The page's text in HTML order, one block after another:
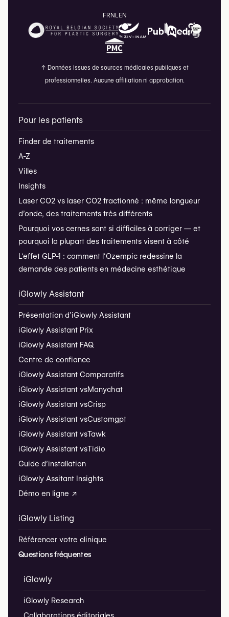
FRNL EN
↑ Données issues de sources médicales publiques et
professionnelles. Aucune affiliation ni approbation.
Pour les patients
Finder de traitements
A-Z
Villes
Insights
Laser CO2 vs laser CO2 fractionné : même longueur
d’onde, des traitements très différents
Pourquoi vos cernes sont si difficiles à corriger — et
pourquoi la plupart des traitements visent à côté
L'effet GLP-1 : comment l'Ozempic redessine la
demande des patients en médecine esthétique
iGlowly Assistant
Présentation d’iGlowly Assistant
iGlowly Assistant Prix
iGlowly Assistant FAQ
Centre de confiance
iGlowly Assistant Comparatifs
iGlowly Assistant vsManychat
iGlowly Assistant vsCrisp
iGlowly Assistant vsCustomgpt
iGlowly Assistant vsTawk
iGlowly Assistant vsTidio
Guide d’installation
iGlowly Assitant Insights
Démo en ligne ↗
iGlowly Listing
Référencer votre clinique
Questions fréquentes
iGlowly
iGlowly Research